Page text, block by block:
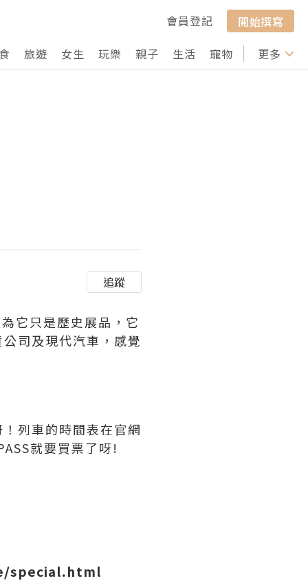
會員登記
開始撰寫
旅遊 女生 玩樂 親子 生活 寵物 行山 打卡
更多
追蹤
它只是歷史展品，它
司及現代汽車，感覺
列車的時間表在官網
就要買票了呀!
special.html